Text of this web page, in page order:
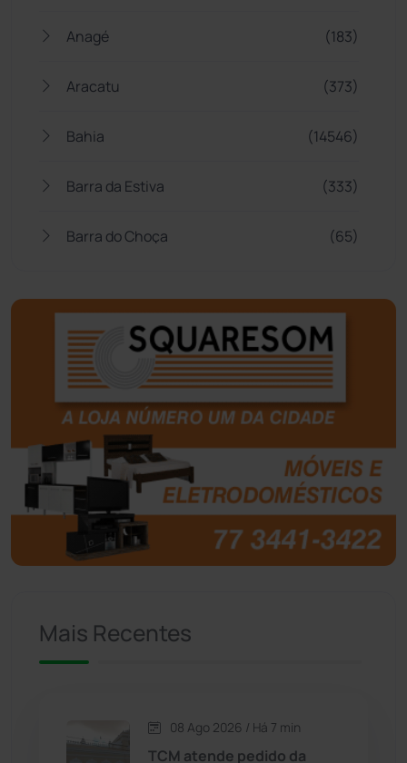
Anagé (183)
Aracatu (373)
Bahia (14546)
Barra da Estiva (333)
Barra do Choça (65)
Bom Jesus da Lapa (509)
Boquira (152)
Botuporã
Brasil (7680)
Brumado (31961)
Caetanos
Candiba
Mais Recentes
08 Ago 2026 / Há 7 min
TCM atende pedido da